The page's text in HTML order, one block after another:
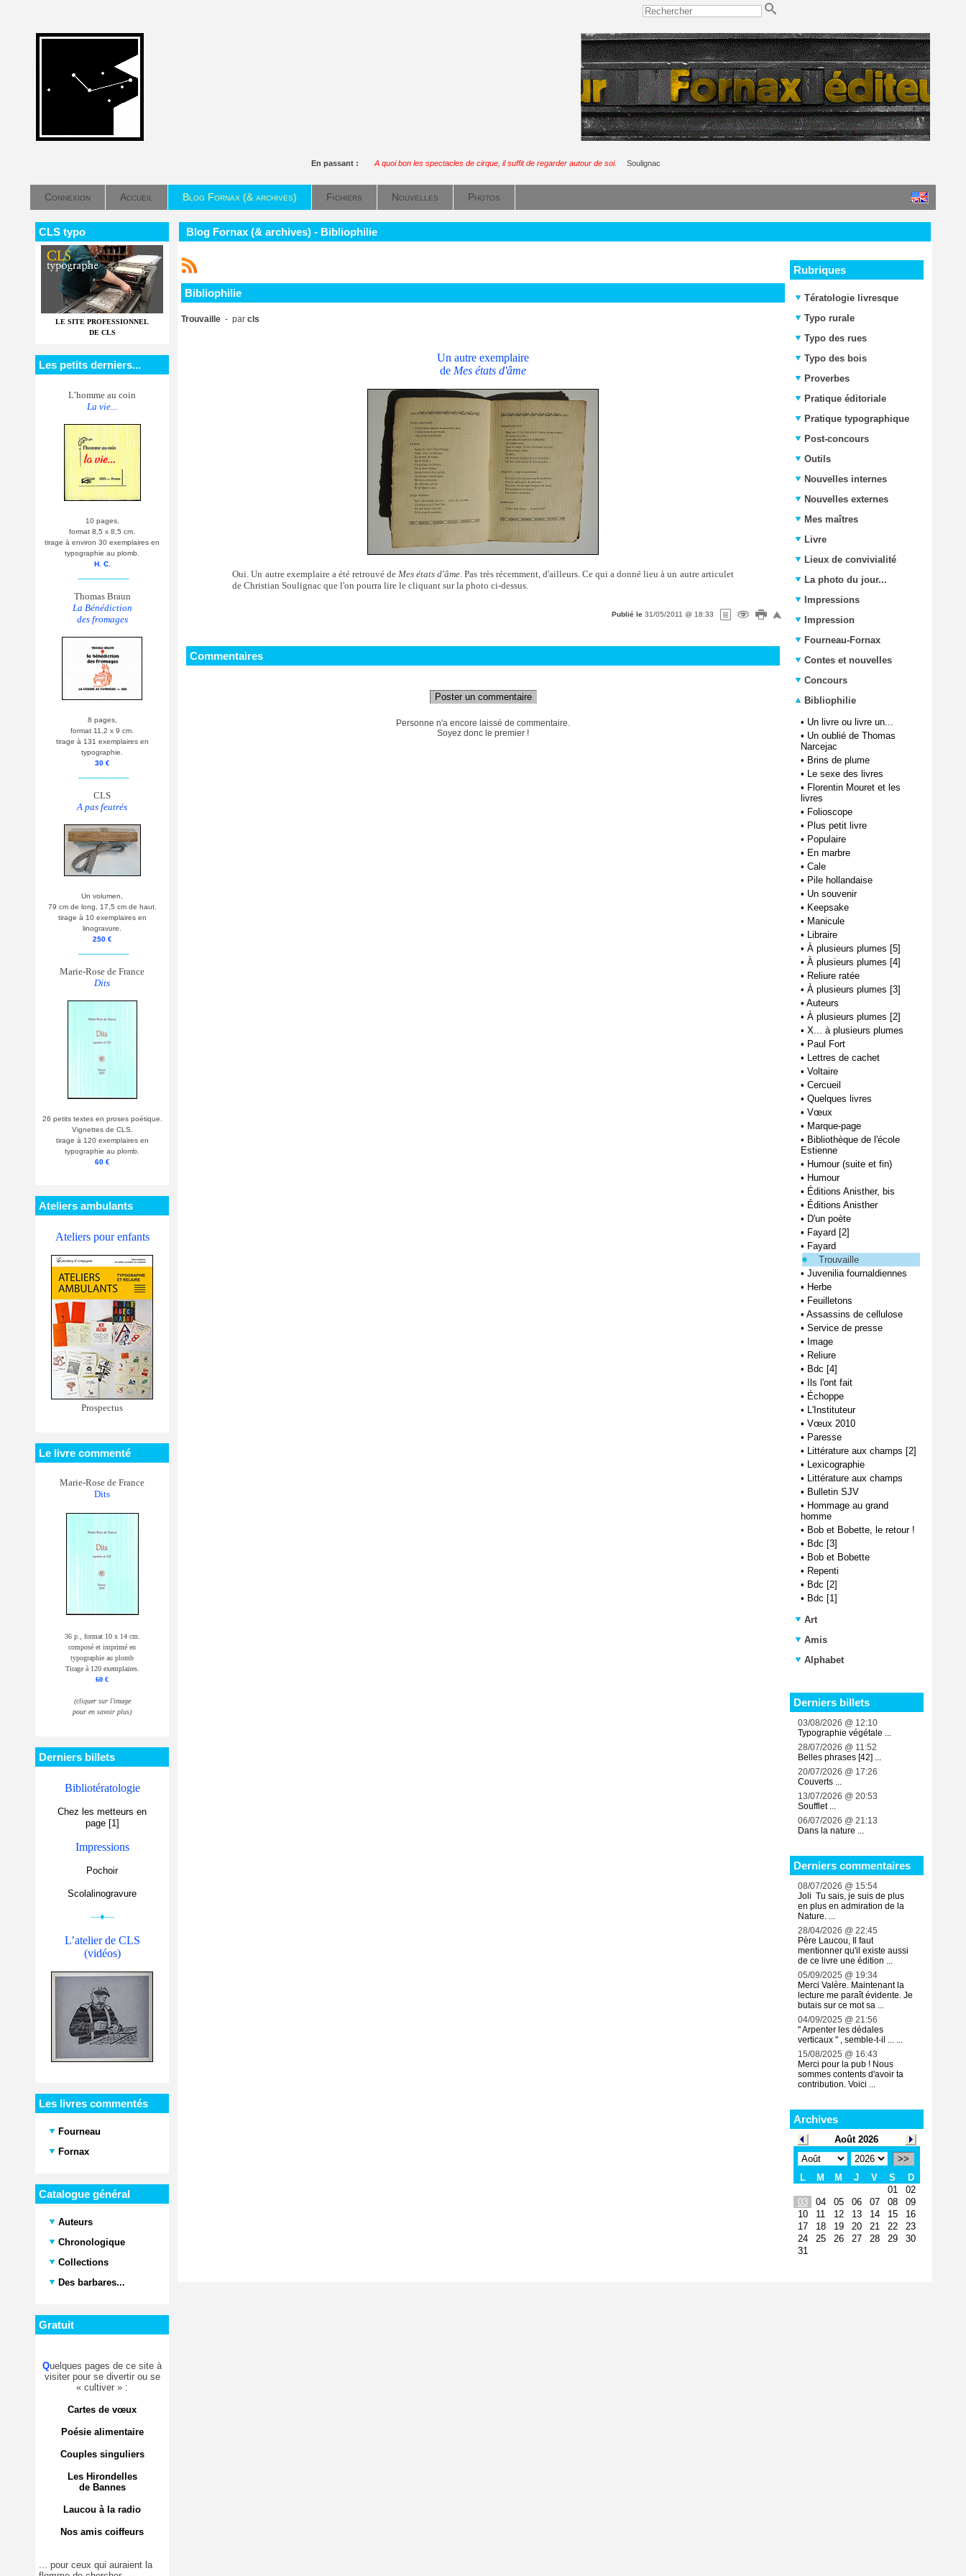
En passant : A quoi bon les spectacles de cirque, il suffit de regarder autour de soi. Soulignac
Connexion Accueil Blog Fornax (& archives) Fichiers Nouvelles Photos
CLS typo
LE SITE PROFESSIONNEL
DE CLS
Les petits derniers...
L’homme au coin
La vie...
10 pages,
format 8,5 x 8,5 cm.
tirage à environ 30 exemplaires en
typographie au plomb.
H. C.
Thomas Braun
La Bénédiction
des fromages
8 pages,
format 11,2 x 9 cm.
tirage à 131 exemplaires en
typographie.
30 €
CLS
A pas feutrés
Un volumen,
79 cm de long, 17,5 cm de haut.
tirage à 10 exemplaires en
linogravure.
250 €
Marie-Rose de France
Dits
26 petits textes en proses poétique.
Vignettes de CLS.
tirage à 120 exemplaires en
typographie au plomb.
60 €
Ateliers ambulants
Ateliers pour enfants
Prospectus
Le livre commenté
Marie-Rose de France
Dits
36 p., format 10 x 14 cm.
composé et imprimé en
typographie au plomb
Tirage à 120 exemplaires.
60 €
(cliquer sur l'image
pour en savoir plus)
Derniers billets
Bibliotératologie
Chez les metteurs en
page [1]
Impressions
Pochoir
Scolalinogravure
—♦—
L’atelier de CLS
(vidéos)
Les livres commentés
Fourneau
Fornax
Catalogue général
Auteurs
Chronologique
Collections
Des barbares...
Gratuit
Quelques pages de ce site à
visiter pour se divertir ou se
« cultiver » :
Cartes de vœux
Poésie alimentaire
Couples singuliers
Les Hirondelles
de Bannes
Laucou à la radio
Nos amis coiffeurs
... pour ceux qui auraient la
Blog Fornax (& archives) - Bibliophilie
Bibliophilie
Trouvaille - par cls
Un autre exemplaire
de Mes états d'âme
Oui. Un autre exemplaire a été retrouvé de Mes états d'âme . Pas très récemment, d'ailleurs. Ce qui a donné lieu à un autre articulet
de Christian Soulignac que l'on pourra lire le cliquant sur la photo ci-dessus.
Publié le 31/05/2011 @ 18:33
Commentaires
Poster un commentaire
Personne n'a encore laissé de commentaire.
Soyez donc le premier !
Rubriques
Tératologie livresque
Typo rurale
Typo des rues
Typo des bois
Proverbes
Pratique éditoriale
Pratique typographique
Post-concours
Outils
Nouvelles internes
Nouvelles externes
Mes maîtres
Livre
Lieux de convivialité
La photo du jour...
Impressions
Impression
Fourneau-Fornax
Contes et nouvelles
Concours
Bibliophilie
• Un livre ou livre un...
• Un oublié de Thomas
Narcejac
• Brins de plume
• Le sexe des livres
• Florentin Mouret et les
livres
• Folioscope
• Plus petit livre
• Populaire
• En marbre
• Cale
• Pile hollandaise
• Un souvenir
• Keepsake
• Manicule
• Libraire
• À plusieurs plumes [5]
• À plusieurs plumes [4]
• Reliure ratée
• À plusieurs plumes [3]
• Auteurs
• À plusieurs plumes [2]
• X... à plusieurs plumes
• Paul Fort
• Lettres de cachet
• Voltaire
• Cercueil
• Quelques livres
• Vœux
• Marque-page
• Bibliothèque de l'école
Estienne
• Humour (suite et fin)
• Humour
• Éditions Anisther, bis
• Éditions Anisther
• D'un poète
• Fayard [2]
• Fayard
Trouvaille
• Juvenilia fournaldiennes
• Herbe
• Feuilletons
• Assassins de cellulose
• Service de presse
• Image
• Reliure
• Bdc [4]
•
Ils l'ont fait
• Échoppe
• L'Instituteur
• Vœux 2010
• Paresse
• Littérature aux champs [2]
• Lexicographie
• Littérature aux champs
• Bulletin SJV
• Hommage au grand
homme
• Bob et Bobette, le retour !
• Bdc [3]
• Bob et Bobette
• Repenti
• Bdc [2]
• Bdc [1]
Art
Amis
Alphabet
Derniers billets
03/08/2026 @ 12:10
Typographie végétale ...
28/07/2026 @ 11:52
Belles phrases [42] ...
20/07/2026 @ 17:26
Couverts ...
13/07/2026 @ 20:53
Soufflet ...
06/07/2026 @ 21:13
Dans la nature ...
Derniers commentaires
08/07/2026 @ 15:54
Joli Tu sais, je suis de plus
en plus en admiration de la
Nature. ...
28/04/2026 @ 22:45
Père Laucou, Il faut
mentionner qu'il existe aussi
de ce livre une édition ...
05/09/2025 @ 19:34
Merci Valère. Maintenant la
lecture me paraît évidente. Je
butais sur ce mot sa ...
04/09/2025 @ 21:56
" Arpenter les dédales
verticaux " , semble-t-il ... ...
15/08/2025 @ 16:43
Merci pour la pub ! Nous
sommes contents d'avoir ta
contribution. Voici ...
Archives
Août 2026
>>
L
M M J V S
D
01
02
03
04 05 06 07 08
09
10
11 12 13 14 15
16
17
18 19 20 21 22
23
24
25 26 27 28 29
30
31